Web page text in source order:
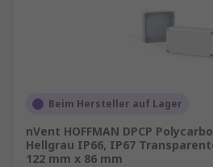
Beim Hersteller auf Lager
nVent HOFFMAN DPCP
Hellgrau IP66, IP67
122 mm x 86 mm